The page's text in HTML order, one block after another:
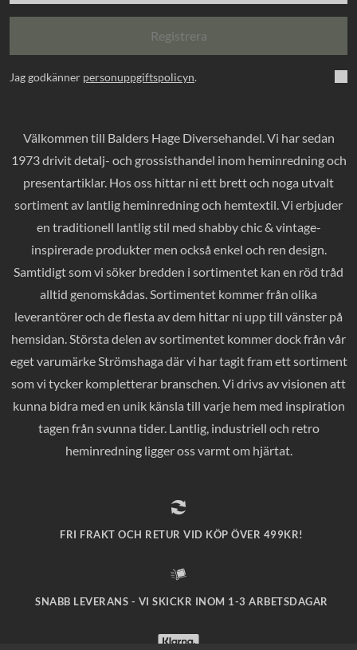
Registrera
Jag godkänner personuppgiftspolicyn.
Välkommen till Balders Hage Diversehandel. Vi har sedan
1973 drivit detalj- och grossisthandel inom heminredning och
presentartiklar. Hos oss hittar ni ett brett och noga utvalt
sortiment av lantlig heminredning och hemtextil. Vi erbjuder
en traditionell lantlig stil med shabby chic & vintage-
inspirerade produkter men också enkel och ren design.
Samtidigt som vi söker bredden i sortimentet kan en röd tråd
alltid genomskådas. Sortimentet kommer från olika
leverantörer och de flesta av dem hittar ni upp till vänster på
hemsidan. Största delen av sortimentet kommer dock från vår
eget varumärke Strömshaga där vi har tagit fram ett sortiment
som vi tycker kompletterar branschen. Vi drivs av visionen att
kunna bidra med en unik känsla till varje hem med inspiration
tagen från svunna tider. Lantlig, industriell och retro
heminredning ligger oss varmt om hjärtat.
FRI FRAKT OCH RETUR VID KÖP ÖVER 499KR!
SNABB LEVERANS - VI SKICKR INOM 1-3 ARBETSDAGAR